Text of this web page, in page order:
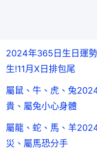
2024年365日生日運
生!11月X日排包尾
屬鼠、牛、虎、兔
貴、屬兔小心身體
屬龍、蛇、馬、羊
災、屬馬恐分手